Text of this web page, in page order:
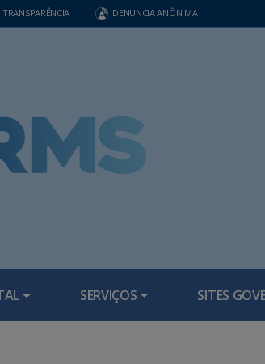
TRANSPARÊNCIA DENUNCIA ANÔNIMA
SERVIÇOS SITES